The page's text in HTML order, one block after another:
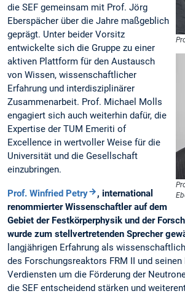
die SEF gemeinsam mit Prof. Jörg
Eberspächer über die Jahre maßgeblich
geprägt. Unter beider Vorsitz
entwickelte sich die Gruppe zu einer
aktiven Plattform für den Austausch
von Wissen, wissenschaftlicher
Erfahrung und interdisziplinärer
Zusammenarbeit. Prof. Michael Molls
engagiert sich auch weiterhin dafür, die
Expertise der TUM Emeriti of
Excellence in wertvoller Weise für die
Universität und die Gesellschaft
einzubringen.
Prof. Winfried Petry
, international
renommierter Wissenschaftler auf dem
Gebiet der Festkörperphysik und der
wurde zum stellvertretenden Sprecher
langjährigen Erfahrung als
des Forschungsreaktors FRM II und seinen
Verdiensten um die Förderung der
die SEF entscheidend stärken und